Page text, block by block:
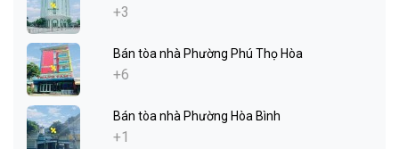
+3
Bán tòa nhà Phường Phú Thọ Hòa
+6
Bán tòa nhà Phường Hòa Bình
+1